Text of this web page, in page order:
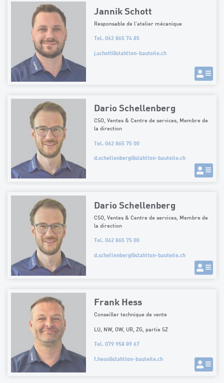
Jannik Schott
Responsable de l'atelier mécanique
Tel. 062 865 74 85
j.schott@stahlton-bauteile.ch
Dario Schellenberg
CSO, Ventes & Centre de services, Membre de
la direction
Tel. 062 865 75 00
d.schellenberg@stahlton-bauteile.ch
Dario Schellenberg
CSO, Ventes & Centre de services, Membre de
la direction
Tel. 062 865 75 00
d.schellenberg@stahlton-bauteile.ch
Frank Hess
Conseiller technique de vente
LU, NW, OW, UR, ZG, partie SZ
Tel. 079 958 89 67
f.hess@stahlton-bauteile.ch